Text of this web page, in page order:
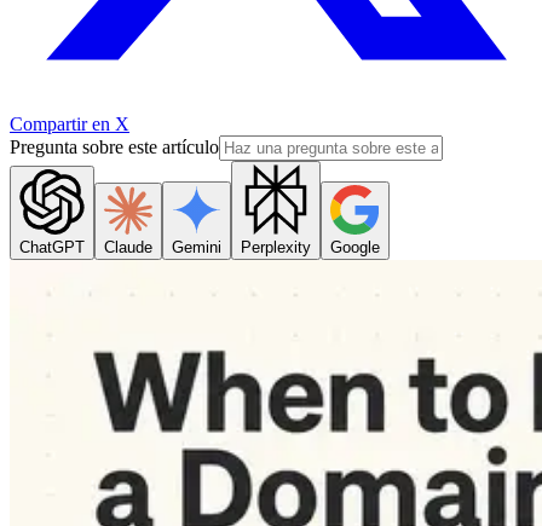
Compartir en X
Pregunta sobre este artículo
ChatGPT Claude Gemini Perplexity Google